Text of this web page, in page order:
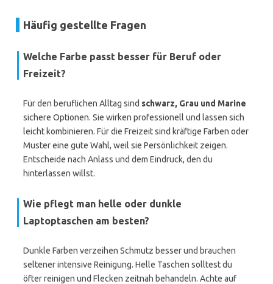
Häufig gestellte Fragen
Welche Farbe passt besser für Beruf oder
Freizeit?
Für den beruflichen Alltag sind schwarz, Grau und Marine
sichere Optionen. Sie wirken professionell und lassen sich
leicht kombinieren. Für die Freizeit sind kräftige Farben oder
Muster eine gute Wahl, weil sie Persönlichkeit zeigen.
Entscheide nach Anlass und dem Eindruck, den du
hinterlassen willst.
Wie pflegt man helle oder dunkle
Laptoptaschen am besten?
Dunkle Farben verzeihen Schmutz besser und brauchen
seltener intensive Reinigung. Helle Taschen solltest du
öfter reinigen und Flecken zeitnah behandeln. Achte auf